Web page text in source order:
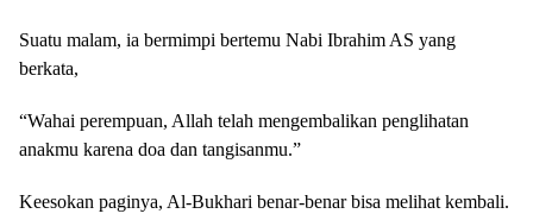
Suatu malam, ia bermimpi bertemu Nabi Ibrahim AS yang
berkata,
“Wahai perempuan, Allah telah mengembalikan penglihatan
anakmu karena doa dan tangisanmu.”
Keesokan paginya, Al-Bukhari benar-benar bisa melihat kembali.